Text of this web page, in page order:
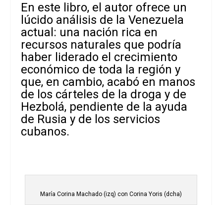
En este libro, el autor ofrece un
lúcido análisis de la Venezuela
actual: una nación rica en
recursos naturales que podría
haber liderado el crecimiento
económico de toda la región y
que, en cambio, acabó en manos
de los cárteles de la droga y de
Hezbolá, pendiente de la ayuda
de Rusia y de los servicios
cubanos.
María Corina Machado (izq) con Corina Yoris (dcha)